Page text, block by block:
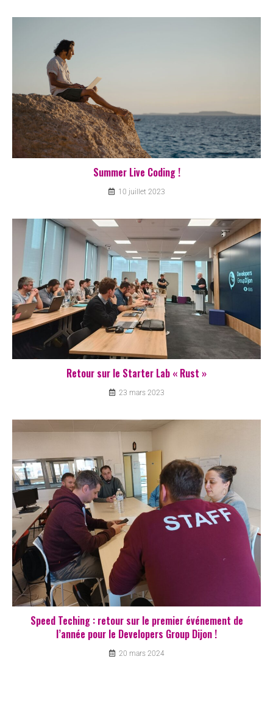
Summer Live Coding !
10 juillet 2023
Retour sur le Starter Lab « Rust »
23 mars 2023
Speed Teching : retour sur le premier événement de
l’année pour le Developers Group Dijon !
20 mars 2024